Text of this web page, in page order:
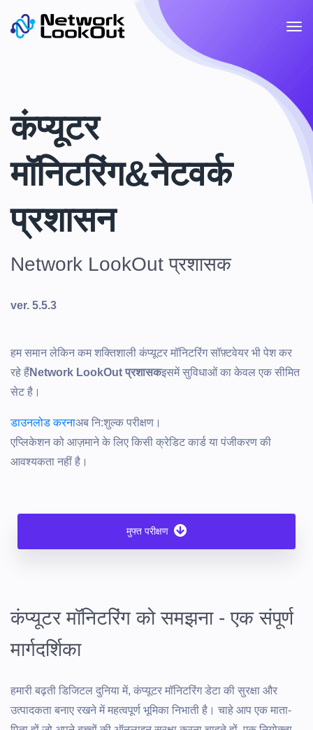
कंप्यूटर
मॉनिटरिंग&नेटवर्क
प्रशासन
Network LookOut प्रशासक
ver. 5.5.3
हम समान लेकिन कम शक्तिशाली कंप्यूटर मॉनिटरिंग सॉफ़्टवेयर भी पेश कर
रहे हैंNetwork LookOut प्रशासकइसमें सुविधाओं का केवल एक सीमित
सेट है।
डाउनलोड करनाअब नि:शुल्क परीक्षण।
एप्लिकेशन को आज़माने के लिए किसी क्रेडिट कार्ड या पंजीकरण की
आवश्यकता नहीं है।
मुफ्त परीक्षण
कंप्यूटर मॉनिटरिंग को समझना - एक संपूर्ण
मार्गदर्शिका
हमारी बढ़ती डिजिटल दुनिया में, कंप्यूटर मॉनिटरिंग डेटा की सुरक्षा और
उत्पादकता बनाए रखने में महत्वपूर्ण भूमिका निभाती है। चाहे आप एक माता-